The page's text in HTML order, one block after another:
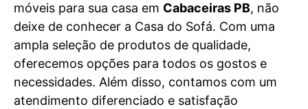
móveis para sua casa em Cabaceiras PB, não
deixe de conhecer a Casa do Sofá. Com uma
ampla seleção de produtos de qualidade,
oferecemos opções para todos os gostos e
necessidades. Além disso, contamos com um
atendimento diferenciado e satisfação